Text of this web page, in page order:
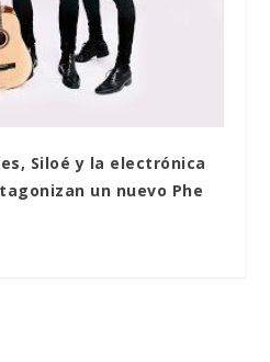
Siloé y la electrónica
un nuevo Phe